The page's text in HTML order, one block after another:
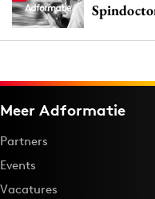
Meer Adformatie
Partners
Events
Vacatures